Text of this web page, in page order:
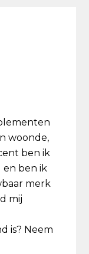
woonde,
ben ik
ben ik
merk
mij
is? Neem